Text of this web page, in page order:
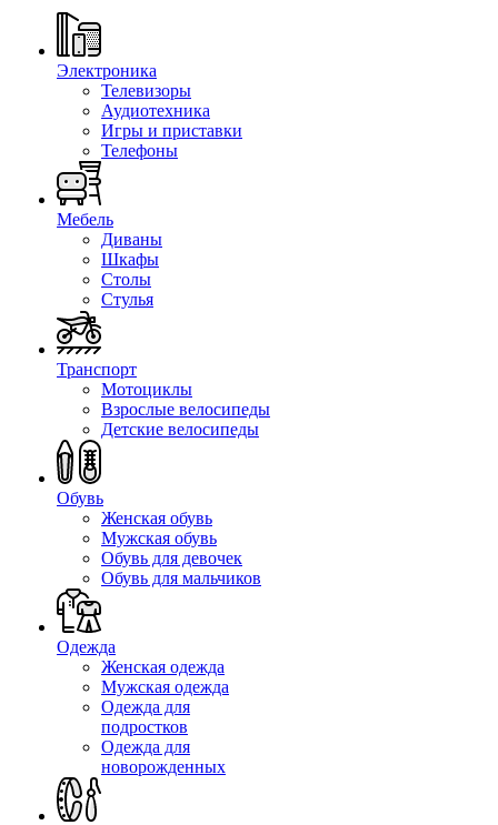
Электроника
Телевизоры
Аудиотехника
Игры и приставки
Телефоны
Мебель
Диваны
Шкафы
Столы
Стулья
Транспорт
Мотоциклы
Взрослые велосипеды
Детские велосипеды
Обувь
Женская обувь
Мужская обувь
Обувь для девочек
Обувь для мальчиков
Одежда
Женская одежда
Мужская одежда
Одежда для
подростков
Одежда для
новорожденных